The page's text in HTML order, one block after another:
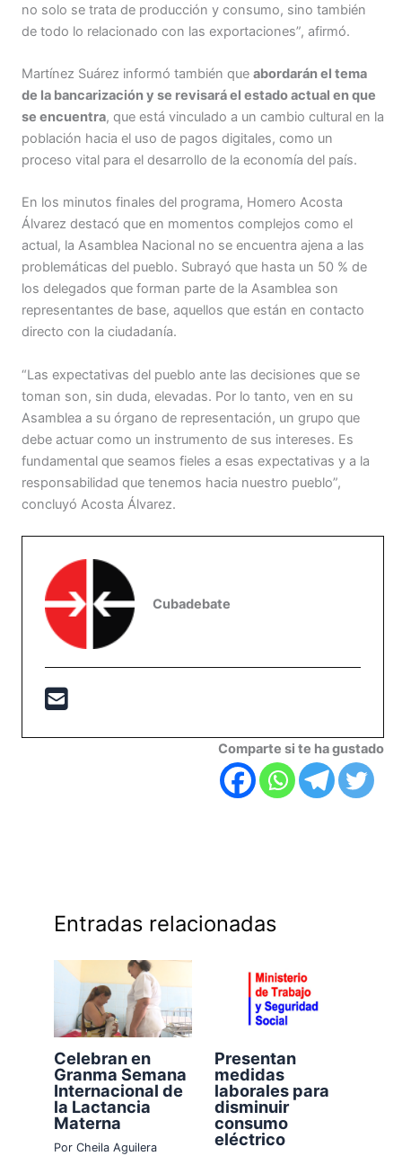
no solo se trata de producción y consumo, sino también
de todo lo relacionado con las exportaciones”, afirmó.
Martínez Suárez informó también que abordarán el tema
de la bancarización y se revisará el estado actual en que
se encuentra, que está vinculado a un cambio cultural en la
población hacia el uso de pagos digitales, como un
proceso vital para el desarrollo de la economía del país.
En los minutos finales del programa, Homero Acosta
Álvarez destacó que en momentos complejos como el
actual, la Asamblea Nacional no se encuentra ajena a las
problemáticas del pueblo. Subrayó que hasta un 50 % de
los delegados que forman parte de la Asamblea son
representantes de base, aquellos que están en contacto
directo con la ciudadanía.
“Las expectativas del pueblo ante las decisiones que se
toman son, sin duda, elevadas. Por lo tanto, ven en su
Asamblea a su órgano de representación, un grupo que
debe actuar como un instrumento de sus intereses. Es
fundamental que seamos fieles a esas expectativas y a la
responsabilidad que tenemos hacia nuestro pueblo”,
concluyó Acosta Álvarez.
Cubadebate
Comparte si te ha gustado
Entradas relacionadas
Celebran en
Granma Semana
Internacional de
la Lactancia
Materna
PorCheila Aguilera
Presentan
medidas
laborales para
disminuir
consumo
eléctrico